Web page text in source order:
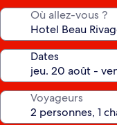
Où allez-vous ?
Dates
Voyageurs